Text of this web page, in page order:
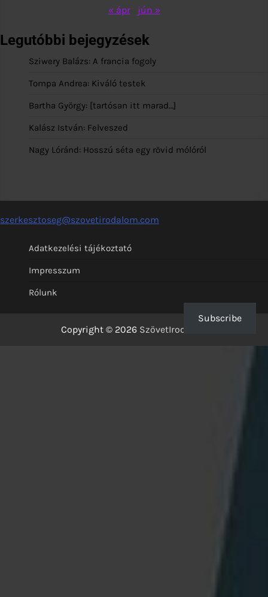
« ápr jún »
Legutóbbi bejegyzések
Sziwery Balázs: A francia fogoly
Tompa Andrea: Kiváló testek
Bartha György: [tartósan itt marad…]
Kalász István: Felveszed
Nagy Lóránd: Hosszú séta egy rövid mólóról
szerkesztoseg@szovetirodalom.com
Adatkezelési tájékoztató
Impresszum
Rólunk
Copyright © 2026 SzövetIrodalom
Subscribe